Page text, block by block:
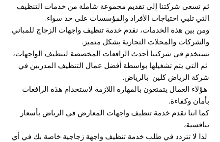
ثم تسعى شركتنا إلى تقديم مجموعة شاملة من خدمات التنظيف
التي تلبي احتياجات الأفراد والمؤسسات على حد سواء.
ومن بين هذه الخدمات، نقدم خدمة تنظيف واجهات الزجاج للمباني
والشركات والمحلات التجارية بشكل متميز.
نستخدم في شركتنا أحدث الرافعات المخصصة لتنظيف الواجهات،
ثم التي يتم تشغيلها بواسطة أفضل عمال التنظيف المدربين في
شركة الرياض كلين بالرياض.
هؤلاء العمال يتمتعون بالمهارة اللازمة لاستخدام هذه الرافعات
بأمان وكفاءة.
كما اننا نقدم خدمة تنظيف واجهات المعارض في الرياض بأسعار
تنافسية،
لذا لا تتردد في طلب خدمة تنظيف واجهة زجاجية خاصة بك في أي